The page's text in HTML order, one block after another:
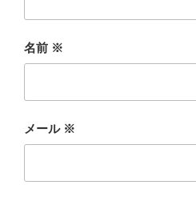
名前 ※
メール ※